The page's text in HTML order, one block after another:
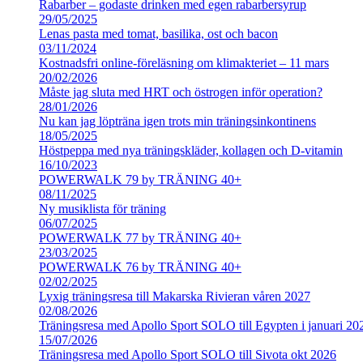
Rabarber – godaste drinken med egen rabarbersyrup
29/05/2025
Lenas pasta med tomat, basilika, ost och bacon
03/11/2024
Kostnadsfri online-föreläsning om klimakteriet – 11 mars
20/02/2026
Måste jag sluta med HRT och östrogen inför operation?
28/01/2026
Nu kan jag löpträna igen trots min träningsinkontinens
18/05/2025
Höstpeppa med nya träningskläder, kollagen och D-vitamin
16/10/2023
POWERWALK 79 by TRÄNING 40+
08/11/2025
Ny musiklista för träning
06/07/2025
POWERWALK 77 by TRÄNING 40+
23/03/2025
POWERWALK 76 by TRÄNING 40+
02/02/2025
Lyxig träningsresa till Makarska Rivieran våren 2027
02/08/2026
Träningsresa med Apollo Sport SOLO till Egypten i januari
15/07/2026
Träningsresa med Apollo Sport SOLO till Sivota okt 2026